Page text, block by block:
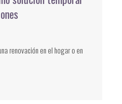
renovación en el hogar o en